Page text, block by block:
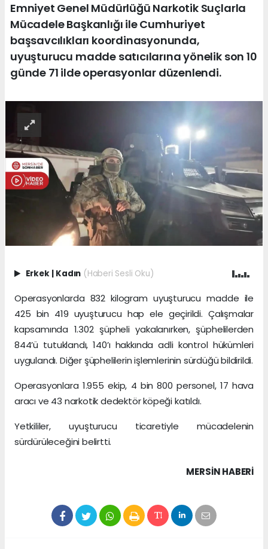
Emniyet Genel Müdürlüğü Narkotik Suçlarla
Mücadele Başkanlığı ile Cumhuriyet
başsavcılıkları koordinasyonunda,
uyuşturucu madde satıcılarına yönelik son 10
günde 71 ilde operasyonlar düzenlendi.
Erkek | Kadın (Haberi Sesli Oku)
Operasyonlarda 832 kilogram uyuşturucu madde ile
425 bin 419 uyuşturucu hap ele geçirildi. Çalışmalar
kapsamında 1.302 şüpheli yakalanırken, şüphelilerden
844’ü tutuklandı, 140’ı hakkında adli kontrol hükümleri
uygulandı. Diğer şüphelilerin işlemlerinin sürdüğü bildirildi.
Operasyonlara 1.955 ekip, 4 bin 800 personel, 17 hava
aracı ve 43 narkotik dedektör köpeği katıldı.
Yetkililer, uyuşturucu ticaretiyle mücadelenin
sürdürüleceğini belirtti.
MERSIN HABERİ